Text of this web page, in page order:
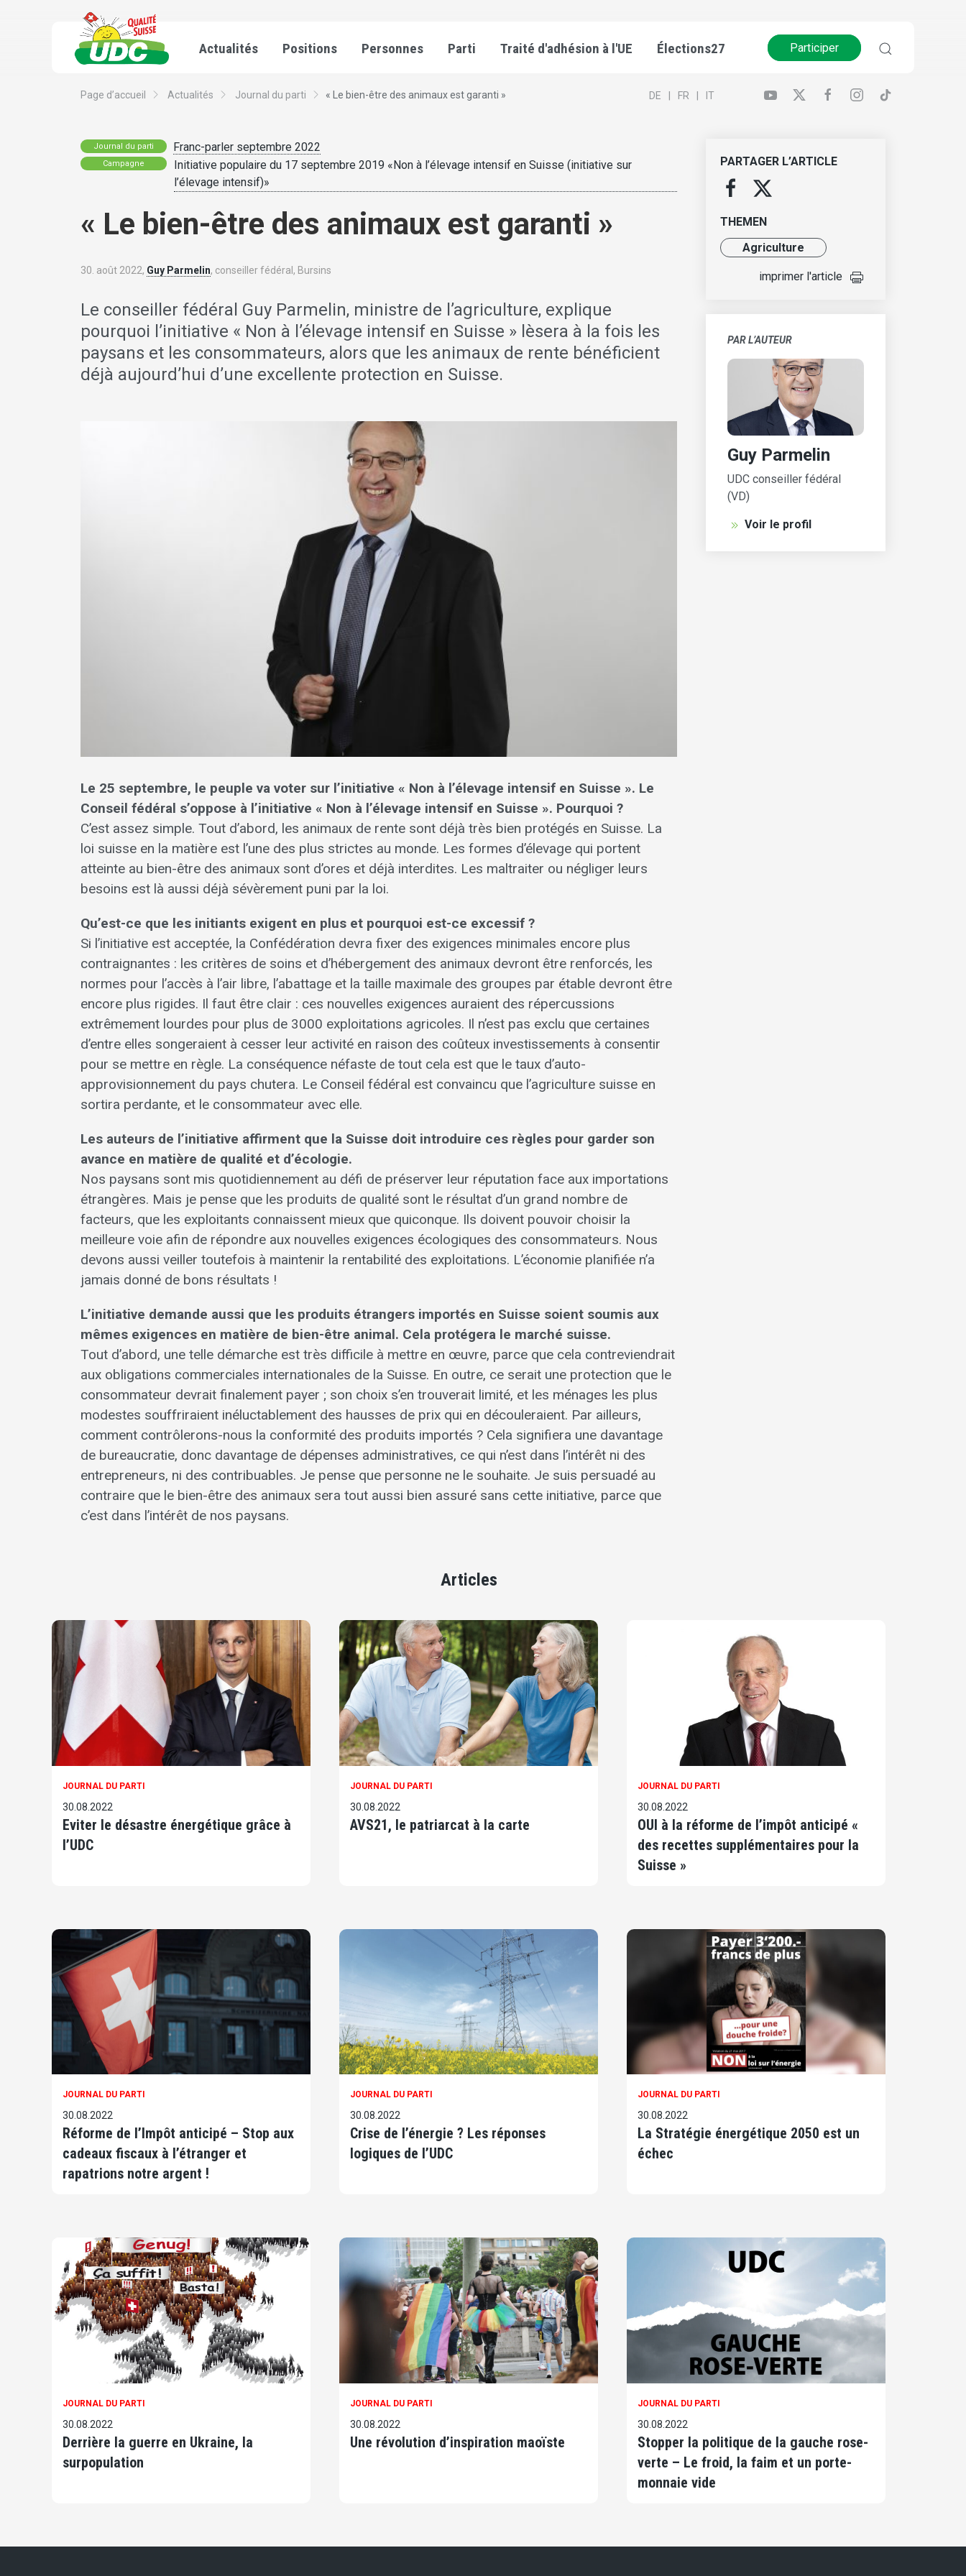
Actualités Positions Personnes Parti Traité d'adhésion à l'UE Élections27 Participer
Page d’accueil Actualités Journal du parti « Le bien-être des animaux est garanti » DE FR IT
Journal du parti Franc-parler septembre 2022
Campagne
Initiative populaire du 17 septembre 2019 «Non à l’élevage intensif en Suisse (initiative sur
l’élevage intensif)»
« Le bien-être des animaux est garanti »
30. août 2022, Guy Parmelin, conseiller fédéral, Bursins
Le conseiller fédéral Guy Parmelin, ministre de l’agriculture, explique
pourquoi l’initiative « Non à l’élevage intensif en Suisse » lèsera à la fois les
paysans et les consommateurs, alors que les animaux de rente bénéficient
déjà aujourd’hui d’une excellente protection en Suisse.
Le 25 septembre, le peuple va voter sur l’initiative « Non à l’élevage intensif en Suisse ». Le
Conseil fédéral s’oppose à l’initiative « Non à l’élevage intensif en Suisse ». Pourquoi ?
C’est assez simple. Tout d’abord, les animaux de rente sont déjà très bien protégés en Suisse. La
loi suisse en la matière est l’une des plus strictes au monde. Les formes d’élevage qui portent
atteinte au bien-être des animaux sont d’ores et déjà interdites. Les maltraiter ou négliger leurs
besoins est là aussi déjà sévèrement puni par la loi.
Qu’est-ce que les initiants exigent en plus et pourquoi est-ce excessif ?
Si l’initiative est acceptée, la Confédération devra fixer des exigences minimales encore plus
contraignantes : les critères de soins et d’hébergement des animaux devront être renforcés, les
normes pour l’accès à l’air libre, l’abattage et la taille maximale des groupes par étable devront être
encore plus rigides. Il faut être clair : ces nouvelles exigences auraient des répercussions
extrêmement lourdes pour plus de 3000 exploitations agricoles. Il n’est pas exclu que certaines
d’entre elles songeraient à cesser leur activité en raison des coûteux investissements à consentir
pour se mettre en règle. La conséquence néfaste de tout cela est que le taux d’auto-
approvisionnement du pays chutera. Le Conseil fédéral est convaincu que l’agriculture suisse en
sortira perdante, et le consommateur avec elle.
Les auteurs de l’initiative affirment que la Suisse doit introduire ces règles pour garder son
avance en matière de qualité et d’écologie.
Nos paysans sont mis quotidiennement au défi de préserver leur réputation face aux importations
étrangères. Mais je pense que les produits de qualité sont le résultat d’un grand nombre de
facteurs, que les exploitants connaissent mieux que quiconque. Ils doivent pouvoir choisir la
meilleure voie afin de répondre aux nouvelles exigences écologiques des consommateurs. Nous
devons aussi veiller toutefois à maintenir la rentabilité des exploitations. L’économie planifiée n’a
jamais donné de bons résultats !
L’initiative demande aussi que les produits étrangers importés en Suisse soient soumis aux
mêmes exigences en matière de bien-être animal. Cela protégera le marché suisse.
Tout d’abord, une telle démarche est très difficile à mettre en œuvre, parce que cela contreviendrait
aux obligations commerciales internationales de la Suisse. En outre, ce serait une protection que le
consommateur devrait finalement payer ; son choix s’en trouverait limité, et les ménages les plus
modestes souffriraient inéluctablement des hausses de prix qui en découleraient. Par ailleurs,
comment contrôlerons-nous la conformité des produits importés ? Cela signifiera une davantage
de bureaucratie, donc davantage de dépenses administratives, ce qui n’est dans l’intérêt ni des
entrepreneurs, ni des contribuables. Je pense que personne ne le souhaite. Je suis persuadé au
contraire que le bien-être des animaux sera tout aussi bien assuré sans cette initiative, parce que
c’est dans l’intérêt de nos paysans.
PARTAGER L’ARTICLE
THEMEN
Agriculture
imprimer l'article
PAR L’AUTEUR
Guy Parmelin
UDC conseiller fédéral
(VD)
Voir le profil
Articles
JOURNAL DU PARTI
30.08.2022
Eviter le désastre énergétique grâce à
l’UDC
JOURNAL DU PARTI
30.08.2022
AVS21, le patriarcat à la carte
JOURNAL DU PARTI
30.08.2022
OUI à la réforme de l’impôt anticipé «
des recettes supplémentaires pour la
Suisse »
JOURNAL DU PARTI
30.08.2022
Réforme de l’Impôt anticipé – Stop aux
cadeaux fiscaux à l’étranger et
rapatrions notre argent !
JOURNAL DU PARTI
30.08.2022
Crise de l’énergie ? Les réponses
logiques de l’UDC
JOURNAL DU PARTI
30.08.2022
La Stratégie énergétique 2050 est un
échec
JOURNAL DU PARTI
30.08.2022
Derrière la guerre en Ukraine, la
surpopulation
JOURNAL DU PARTI
30.08.2022
Une révolution d’inspiration maoïste
JOURNAL DU PARTI
30.08.2022
Stopper la politique de la gauche rose-
verte – Le froid, la faim et un porte-
monnaie vide